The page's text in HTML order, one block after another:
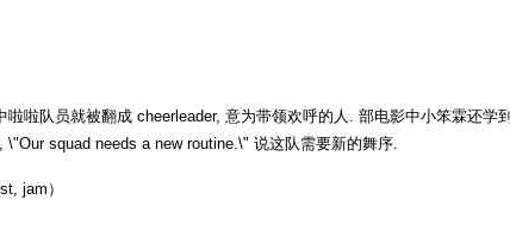
啦啦队员就被翻成 cheerleader, 意为带领欢呼的人. 部电影中小笨霖还
squad needs a new routine.\" 说这队需要新的舞序.
jam）